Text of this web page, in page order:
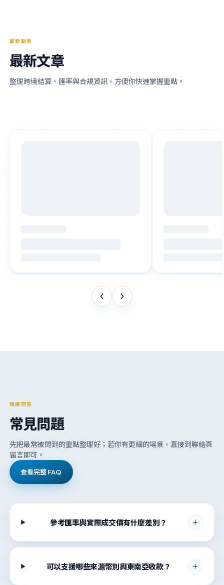
最新動態
最新文章
整理跨境結算、匯率與合規資訊，方便你快速掌握重點。
精選問答
常見問題
先把最常被問到的重點整理好；若你有更細的場景，直接到聯絡頁
留言即可。
查看完整 FAQ
參考匯率與實際成交價有什麼差別？
可以支援哪些來源幣別與東南亞收款？